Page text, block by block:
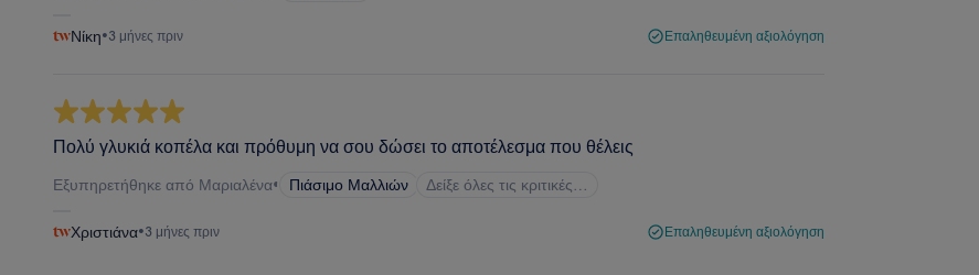
Νίκη•3 μήνες πριν Επαληθευμένη αξιολόγηση
Πολύ γλυκιά κοπέλα και πρόθυμη να σου δώσει το αποτέλεσμα που θέλεις
Εξυπηρετήθηκε από Μαριαλένα• Πιάσιμο Μαλλιών Δείξε όλες τις κριτικές…
Χριστιάνα•3 μήνες πριν Επαληθευμένη αξιολόγηση